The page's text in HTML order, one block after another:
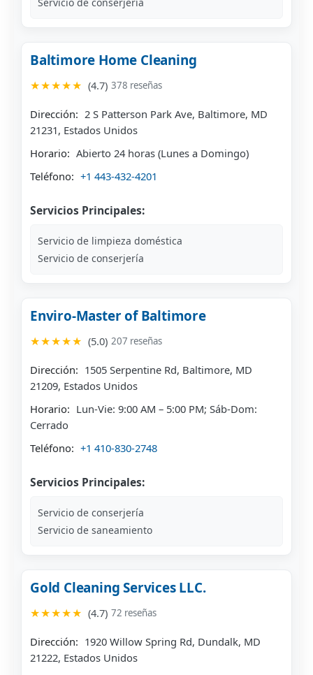
Baltimore Home Cleaning
★★★★★ (4.7) 378 reseñas
Dirección: 2 S Patterson Park Ave, Baltimore, MD
21231, Estados Unidos
Horario: Abierto 24 horas (Lunes a Domingo)
Teléfono: +1 443-432-4201
Servicios Principales:
Servicio de limpieza doméstica
Servicio de conserjería
Enviro-Master of Baltimore
★★★★★ (5.0) 207 reseñas
Dirección: 1505 Serpentine Rd, Baltimore, MD
21209, Estados Unidos
Horario: Lun-Vie: 9:00 AM – 5:00 PM; Sáb-Dom:
Cerrado
Teléfono: +1 410-830-2748
Servicios Principales:
Servicio de conserjería
Servicio de saneamiento
Gold Cleaning Services LLC.
★★★★★ (4.7) 72 reseñas
Dirección: 1920 Willow Spring Rd, Dundalk, MD
21222, Estados Unidos